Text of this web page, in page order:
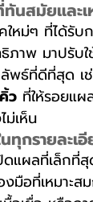
ทันสมัยและเ
ใหม่ๆ ที่ได้รับ
ภาพ มาปรับ
พธ์ที่ดีที่สุด เ
ว ที่ให้รอยแ
ม่เห็น
ทุกรายละเ
ดแผลที่เล็กที่
งมือที่เหมาะ